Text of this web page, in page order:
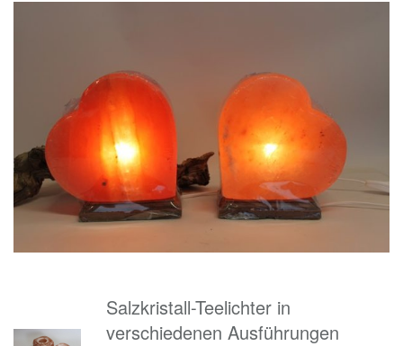
Salzkristall-Teelichter in
verschiedenen Ausführungen